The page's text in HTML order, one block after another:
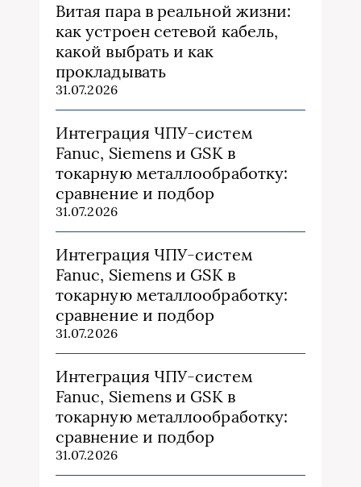
Витая пара в реальной жизни:
как устроен сетевой кабель,
какой выбрать и как
прокладывать
31.07.2026
Интеграция ЧПУ-систем
Fanuc, Siemens и GSK в
токарную металлообработку:
сравнение и подбор
31.07.2026
Интеграция ЧПУ-систем
Fanuc, Siemens и GSK в
токарную металлообработку:
сравнение и подбор
31.07.2026
Интеграция ЧПУ-систем
Fanuc, Siemens и GSK в
токарную металлообработку:
сравнение и подбор
31.07.2026